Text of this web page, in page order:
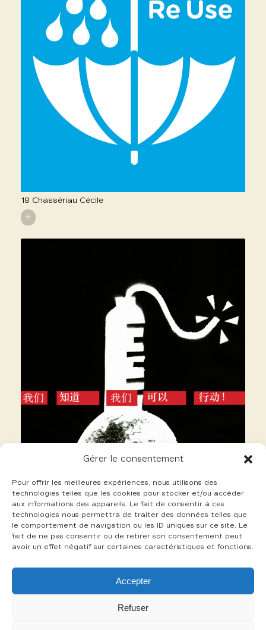
Gérer le consentement
Pour offrir les meilleures expériences, nous utilisons des
technologies telles que les cookies pour stocker et/ou accéder
aux informations des appareils. Le fait de consentir à ces
technologies nous permettra de traiter des données telles que
le comportement de navigation ou les ID uniques sur ce site. Le
fait de ne pas consentir ou de retirer son consentement peut
avoir un effet négatif sur certaines caractéristiques et fonctions.
Accepter
Refuser
18 Chassériau Cécile
+
3 Sarfis Thierry